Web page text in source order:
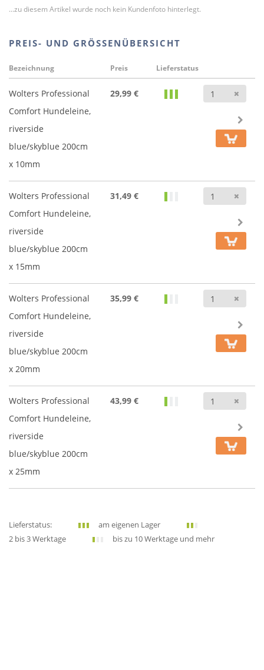
...zu diesem Artikel wurde noch kein Kundenfoto hinterlegt.
PREIS- UND GRÖSSENÜBERSICHT
Bezeichnung Preis Lieferstatus
Wolters Professional
Comfort Hundeleine,
riverside
blue/skyblue 200cm
x 10mm
29,99 €
Wolters Professional
Comfort Hundeleine,
riverside
blue/skyblue 200cm
x 15mm
31,49 €
Wolters Professional
Comfort Hundeleine,
riverside
blue/skyblue 200cm
x 20mm
35,99 €
Wolters Professional
Comfort Hundeleine,
riverside
blue/skyblue 200cm
x 25mm
43,99 €
Lieferstatus:
am eigenen Lager
2 bis 3 Werktage
bis zu 10 Werktage und mehr